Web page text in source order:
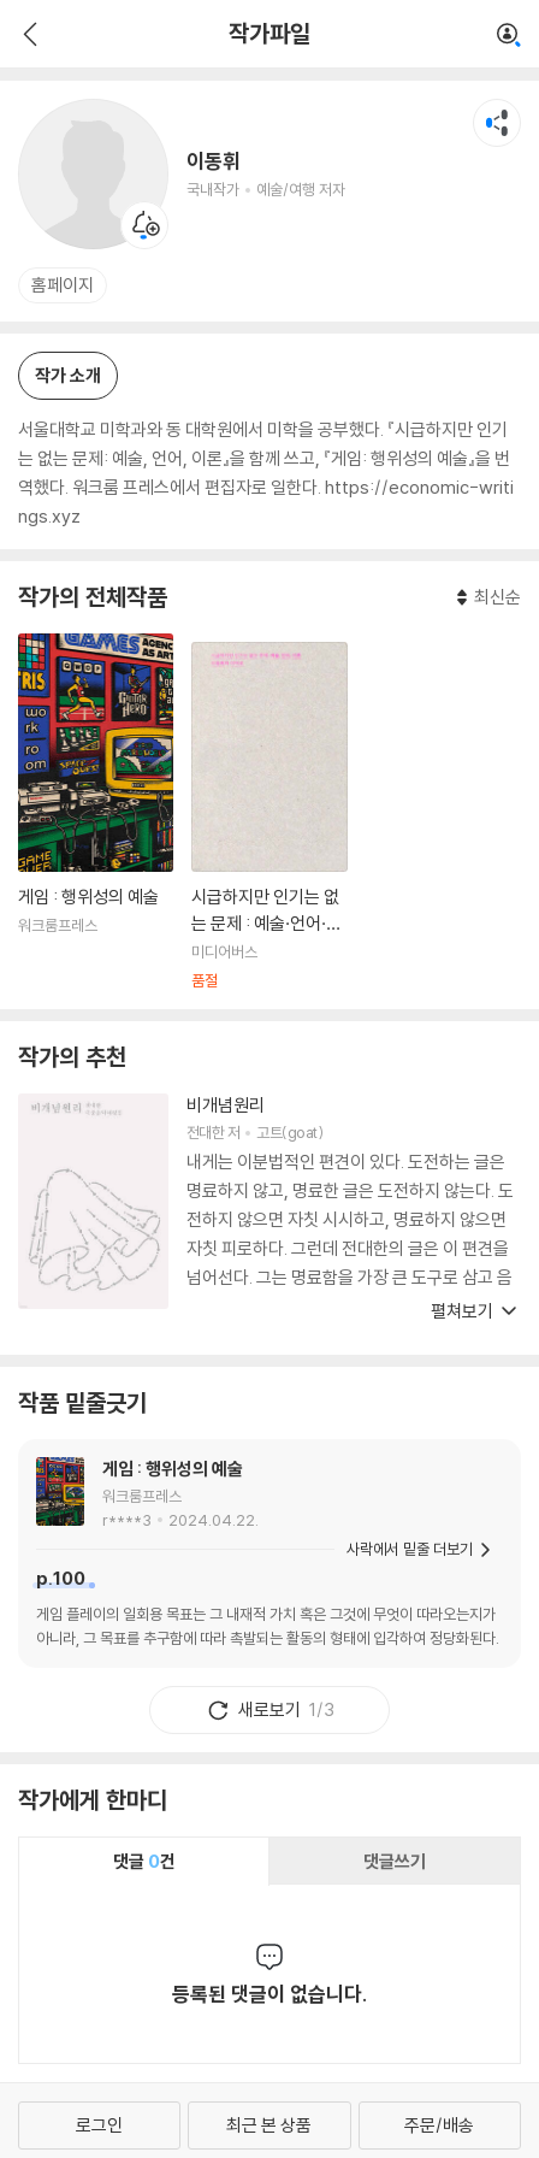
작가파일
이동휘
국내작가 예술/여행 저자
예술/여행 저자
홈페이지
작가 소개
서울대학교 미학과와 동 대학원에서 미학을 공부했다. 『시급하지만 인기
는 없는 문제: 예술, 언어, 이론』을 함께 쓰고, 『게임: 행위성의 예술』을 번
역했다. 워크룸 프레스에서 편집자로 일한다. https://economic-writi
ngs.xyz
작가의 전체작품 최신순
게임 : 행위성의 예술
워크룸프레스
시급하지만 인기는 없
는 문제 : 예술·언어·이
론
미디어버스
품절
작가의 추천
비개념원리
전대한저 고트(goat)
내게는 이분법적인 편견이 있다. 도전하는 글은
명료하지 않고, 명료한 글은 도전하지 않는다. 도
전하지 않으면 자칫 시시하고, 명료하지 않으면
자칫 피로하다. 그런데 전대한의 글은 이 편견을
넘어선다. 그는 명료함을 가장 큰 도구로 삼고 음
악에 대한 새로운 글쓰기에 도전한다. 음악 글쓰
의 음악 글쓰기는 이 두 유형과 다르다. 그가 음악
는 것은 일상에서 흔하게 사용되는 ‘말’ 혹은 언어
인, 마이크드롭 또는 프로파간다에 그치지 않고
대화를 할 수 있기 때문이다. 그러니까 그는 독자
께 가기를 선택하는 셈이다. 바로 이 점에서 전대
있는 글로 『비개념원리』를 채워두었다. 독자에게
다, 우리로 하여금 스스로 할 말을 떠올릴 수 있게
한다. 그러니 『비개념원리』를 풀어보자. 음악에
대한 대화를 시작하고 싶다면.
펼쳐보기
작품 밑줄긋기
게임 : 행위성의 예술
워크룸프레스
r****3
2024.04.22.
p.100
게임 플레이의 일회용 목표는 그 내재적 가치 혹은 그것에 무엇이 따라오는지가
아니라, 그 목표를 추구함에 따라 촉발되는 활동의 형태에 입각하여 정당화된다.
사락에서 밑줄 더보기
새로보기 1/3
작가에게 한마디
댓글 0건 댓글쓰기
등록된 댓글이 없습니다.
로그인 최근 본 상품 주문/배송